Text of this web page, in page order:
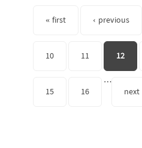
« first ‹ previous
10 11 12
15 16
…
next